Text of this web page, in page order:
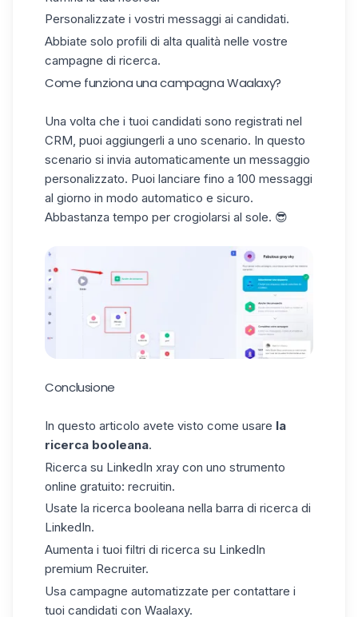
Personalizzate i vostri messaggi ai candidati.
Abbiate solo profili di alta qualità nelle vostre
campagne di ricerca.
Come funziona una campagna Waalaxy?
Una volta che i tuoi candidati sono registrati nel
CRM, puoi aggiungerli a uno scenario. In questo
scenario si invia automaticamente un messaggio
personalizzato. Puoi lanciare fino a 100 messaggi
al giorno in modo automatico e sicuro.
Abbastanza tempo per crogiolarsi al sole. 😎
Conclusione
In questo articolo avete visto come usare la
ricerca booleana.
Ricerca su LinkedIn xray con uno strumento
online gratuito: recruitin.
Usate la ricerca booleana nella barra di ricerca di
LinkedIn.
Aumenta i tuoi filtri di ricerca su LinkedIn
premium Recruiter.
Usa campagne automatizzate per contattare i
tuoi candidati con Waalaxy.